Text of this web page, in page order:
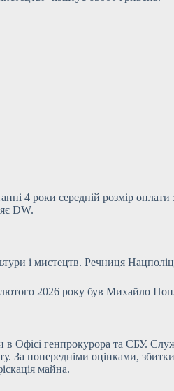
4 роки середній розмір
DW.
і мистецтв. Речниця
лютого 2026 року був Михайло
Офісі генпрокурора та СБУ.
За попередніми оцінками,
майна.